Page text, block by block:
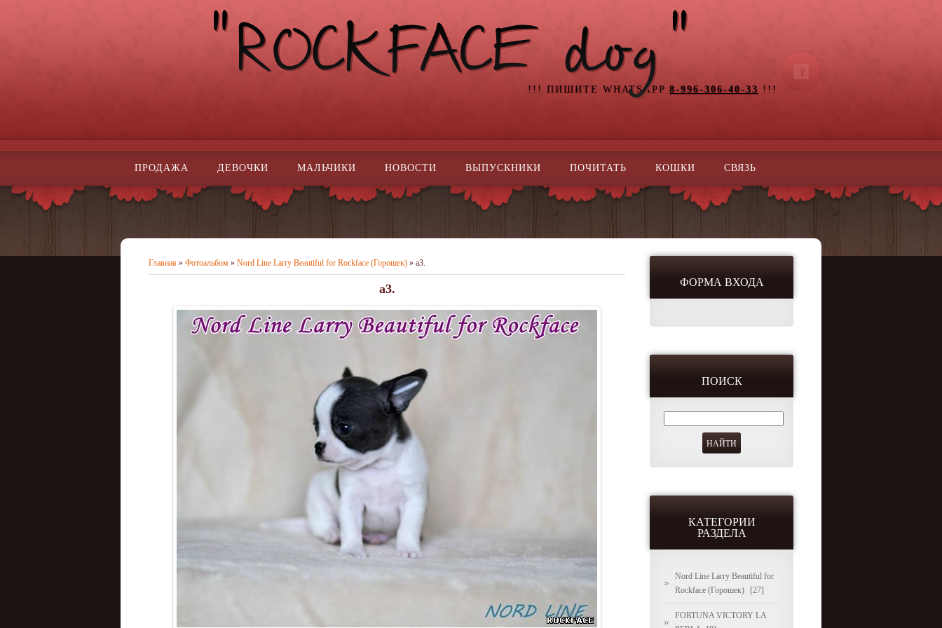
!!! ПИШИТЕ WHATSAPP 8-996-306-40-33 !!!
ПРОДАЖА ДЕВОЧКИ МАЛЬЧИКИ НОВОСТИ ВЫПУСКНИКИ ПОЧИТАТЬ КОШКИ СВЯЗЬ
Главная » Фотоальбом » Nord Line Larry Beautiful for Rockface (Горошек) » a3.
a3. ФОРМА ВХОДА
ПОИСК
КАТЕГОРИИ
РАЗДЕЛА
Nord Line Larry Beautiful for
Rockface (Горошек)
[27]
FORTUNA VICTORY LA